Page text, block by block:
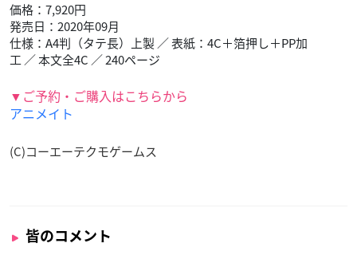
価格：7,920円
発売日：2020年09月
仕様：A4判（タテ長）上製 ／ 表紙：4C＋箔押し＋PP加
工 ／ 本文全4C ／ 240ページ
▼ご予約・ご購入はこちらから
アニメイト
(C)コーエーテクモゲームス
皆のコメント